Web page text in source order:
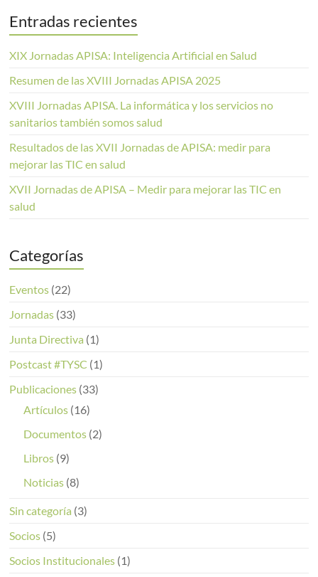
Entradas recientes
XIX Jornadas APISA: Inteligencia Artificial en Salud
Resumen de las XVIII Jornadas APISA 2025
XVIII Jornadas APISA. La informática y los servicios no
sanitarios también somos salud
Resultados de las XVII Jornadas de APISA: medir para
mejorar las TIC en salud
XVII Jornadas de APISA – Medir para mejorar las TIC en
salud
Categorías
Eventos (22)
Jornadas (33)
Junta Directiva (1)
Postcast #TYSC (1)
Publicaciones (33)
Artículos (16)
Documentos (2)
Libros (9)
Noticias (8)
Sin categoría (3)
Socios (5)
Socios Institucionales (1)